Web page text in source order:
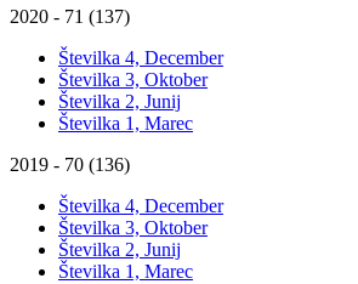
2020 - 71 (137)
Številka 4, December
Številka 3, Oktober
Številka 2, Junij
Številka 1, Marec
2019 - 70 (136)
Številka 4, December
Številka 3, Oktober
Številka 2, Junij
Številka 1, Marec